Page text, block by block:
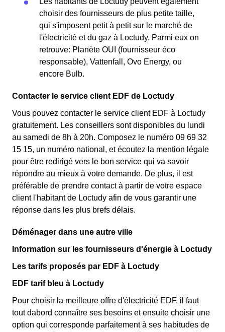
choisir des fournisseurs de plus petite taille,
qui s'imposent petit à petit sur le marché de
l'électricité et du gaz à Loctudy. Parmi eux on
retrouve: Planète OUI (fournisseur éco
responsable), Vattenfall, Ovo Energy, ou
encore Bulb.
Contacter le service client EDF de Loctudy
Vous pouvez contacter le service client EDF à Loctudy
gratuitement. Les conseillers sont disponibles du lundi
au samedi de 8h à 20h. Composez le numéro 09 69 32
15 15, un numéro national, et écoutez la mention légale
pour être redirigé vers le bon service qui va savoir
répondre au mieux à votre demande. De plus, il est
préférable de prendre contact à partir de votre espace
client l'habitant de Loctudy afin de vous garantir une
réponse dans les plus brefs délais.
Déménager dans une autre ville
Information sur les fournisseurs d'énergie à Loctudy
Les tarifs proposés par EDF à Loctudy
EDF tarif bleu à Loctudy
Pour choisir la meilleure offre d'électricité EDF, il faut
tout dabord connaître ses besoins et ensuite choisir une
option qui corresponde parfaitement à ses habitudes de